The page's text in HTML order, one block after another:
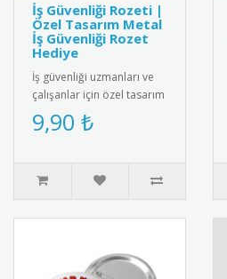
İş Güvenliği Rozeti |
Özel Tasarım Metal
İş Güvenliği Rozet
Hediye
İş güvenliği uzmanları ve
çalışanlar için özel tasarım
metal iş güvenliği rozeti.
Yüksek kaliteli me..
9,90 ₺